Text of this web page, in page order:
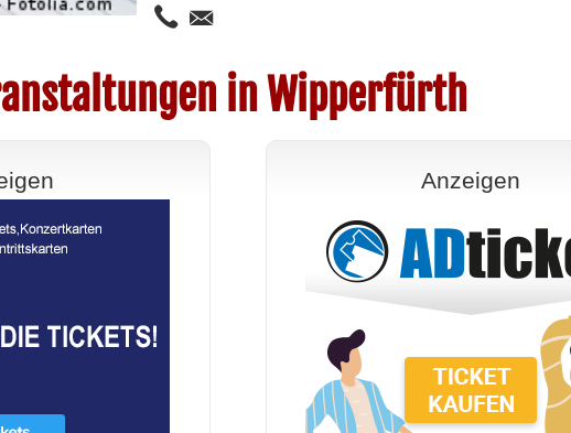
in Wipperfürth
Anzeigen